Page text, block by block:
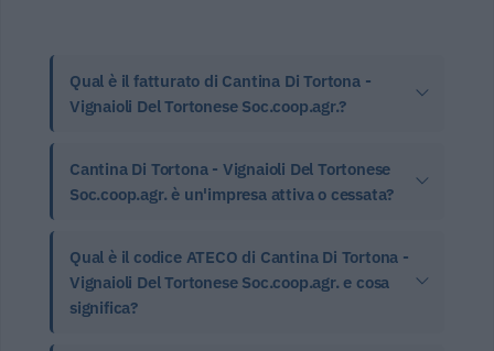
Qual è il fatturato di Cantina Di Tortona -
Vignaioli Del Tortonese Soc.coop.agr.?
Cantina Di Tortona - Vignaioli Del Tortonese
Soc.coop.agr. è un'impresa attiva o cessata?
Qual è il codice ATECO di Cantina Di Tortona -
Vignaioli Del Tortonese Soc.coop.agr. e cosa
significa?